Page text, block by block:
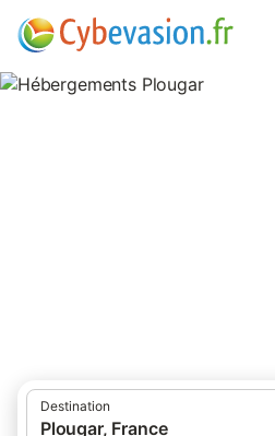
Destination
Plougar, France